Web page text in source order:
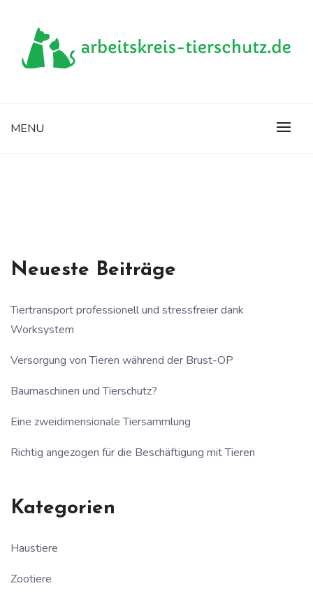
content
MENU
Neueste Beiträge
Tiertransport professionell und stressfreier dank
Worksystem
Versorgung von Tieren während der Brust-OP
Baumaschinen und Tierschutz?
Eine zweidimensionale Tiersammlung
Richtig angezogen für die Beschäftigung mit Tieren
Kategorien
Haustiere
Zootiere